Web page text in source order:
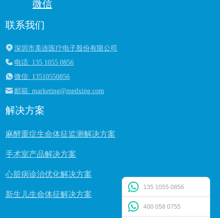
微信
联系我们
深圳市美连医疗电子股份有限公司
电话: 135 1055 0856
微信: 13510550856
邮箱: marketing@medxing.com
解决方案
麻醉重症生命体征监测解决方案
手术室产品解决方案
心脏病诊治优化解决方案
新生儿生命体征解决方案
135 1055 0856
400 058 0755